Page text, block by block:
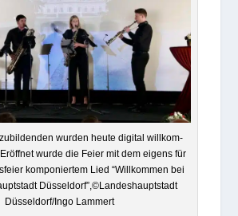
wur­den heute digi­tal will­kom­
wurde die Feier mit dem eigens für
kom­po­nier­tem Lied “Will­kom­men bei
Düsseldorf”,©Landeshauptstadt
Düsseldorf/Ingo Lammert